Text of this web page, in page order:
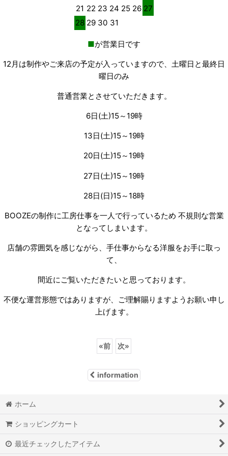
21 22 23 24 25 26 27
28 29 30 31
■が営業日です
12月は制作やご来店の予定が入っていますので、土曜日と最終日
曜日のみ
普通営業とさせていただきます。
6日(土)15～19時
13日(土)15～19時
20日(土)15～19時
27日(土)15～19時
28日(日)15～18時
BOOZEの制作に工房仕事を一人で行っているため 不規則な営業
となってしまいます。
店舗の雰囲気を感じながら、手仕事からなる洋服をお手に取っ
て、
間近にご覧いただきたいと思っております。
不便な運営形態ではありますが、ご理解賜りますようお願い申し
上げます。
«前 次»
information
ホーム
ショッピングカート
最近チェックしたアイテム